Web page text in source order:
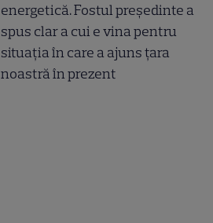
energetică. Fostul președinte a
spus clar a cui e vina pentru
situația în care a ajuns țara
noastră în prezent